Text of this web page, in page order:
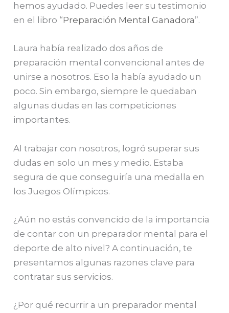
hemos ayudado. Puedes leer su testimonio
en el libro “Preparación Mental Ganadora”.
Laura había realizado dos años de
preparación mental convencional antes de
unirse a nosotros. Eso la había ayudado un
poco. Sin embargo, siempre le quedaban
algunas dudas en las competiciones
importantes.
Al trabajar con nosotros, logró superar sus
dudas en solo un mes y medio. Estaba
segura de que conseguiría una medalla en
los Juegos Olímpicos.
¿Aún no estás convencido de la importancia
de contar con un preparador mental para el
deporte de alto nivel? A continuación, te
presentamos algunas razones clave para
contratar sus servicios.
¿Por qué recurrir a un preparador mental